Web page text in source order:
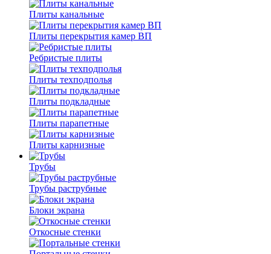
Плиты канальные
Плиты перекрытия камер ВП
Ребристые плиты
Плиты техподполья
Плиты подкладные
Плиты парапетные
Плиты карнизные
Трубы
Трубы раструбные
Блоки экрана
Откосные стенки